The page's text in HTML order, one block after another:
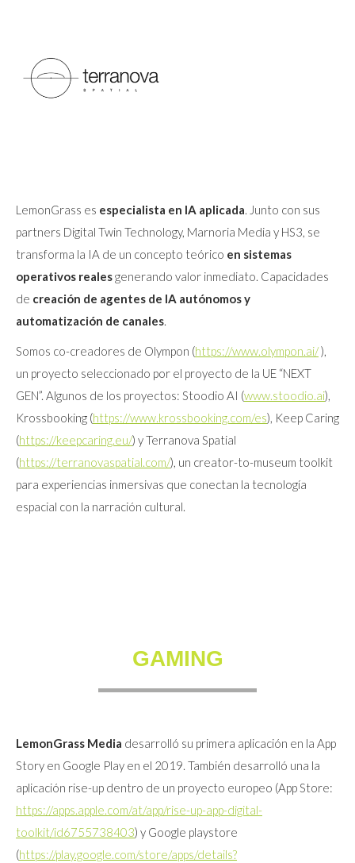
LemonGrass es especialista en IA aplicada. Junto con sus
partners Digital Twin Technology, Marnoria Media y HS3, se
transforma la IA de un concepto teórico en sistemas
operativos realesgenerando valor inmediato. Capacidades
de creación de agentes de IA autónomos y
automatización de canales.
Somos co-creadores de Olympon (https://www.olympon.ai/),
un proyecto seleccionado por el proyecto de la UE “NEXT
GEN”. Algunos de los proyectos: Stoodio AI (www.stoodio.ai),
Krossbooking (https://www.krossbooking.com/es), Keep Caring
(https://keepcaring.eu/) y Terranova Spatial
(https://terranovaspatial.com/), un creator-to-museum toolkit
para experiencias inmersivas que conectan la tecnología
espacial con la narración cultural.
GAMING
LemonGrass Media desarrolló su primera aplicación en la App
Story en Google Play en el 2019. También desarrolló una la
aplicación rise-up dentro de un proyecto europeo (App Store:
https://apps.apple.com/at/app/rise-up-app-digital-
toolkit/id6755738403) y Google playstore
(https://play.google.com/store/apps/details?